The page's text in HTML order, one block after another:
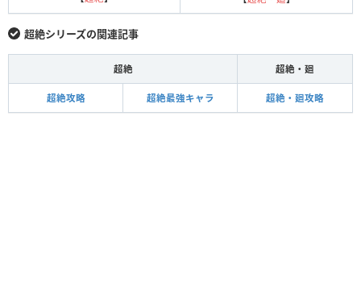
超絶シリーズの関連記事
超絶 超絶・廻
超絶攻略 超絶最強キャラ 超絶・廻攻略